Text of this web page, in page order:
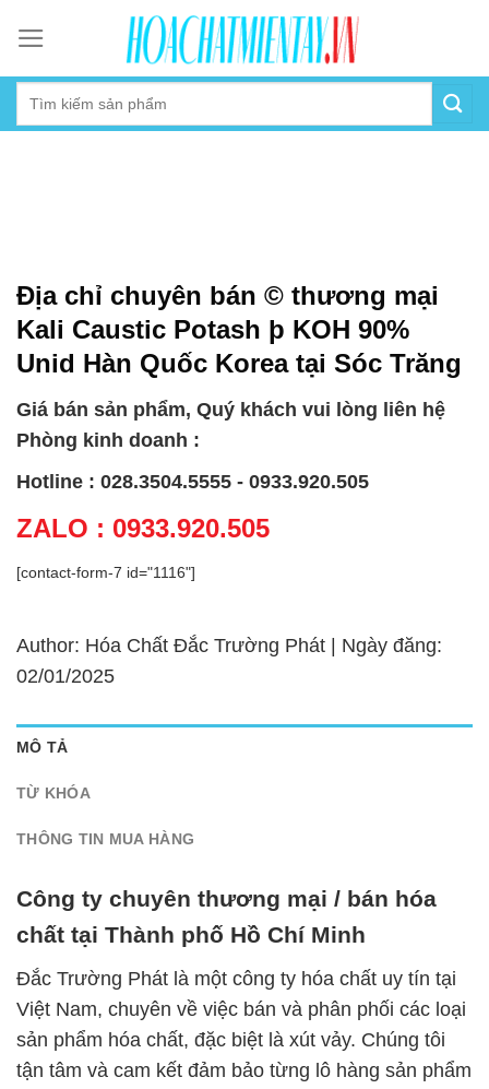
content
Địa chỉ chuyên bán © thương mại
Kali Caustic Potash þ KOH 90%
Unid Hàn Quốc Korea tại Sóc Trăng
Giá bán sản phẩm, Quý khách vui lòng liên hệ
Phòng kinh doanh :
Hotline : 028.3504.5555 - 0933.920.505
ZALO : 0933.920.505
[contact-form-7 id="1116"]
Author: Hóa Chất Đắc Trường Phát | Ngày đăng:
02/01/2025
MÔ TẢ
TỪ KHÓA
THÔNG TIN MUA HÀNG
Công ty chuyên thương mại / bán hóa
chất tại Thành phố Hồ Chí Minh
Đắc Trường Phát là một công ty hóa chất uy tín tại
Việt Nam, chuyên về việc bán và phân phối các loại
sản phẩm hóa chất, đặc biệt là xút vảy. Chúng tôi
tận tâm và cam kết đảm bảo từng lô hàng sản phẩm